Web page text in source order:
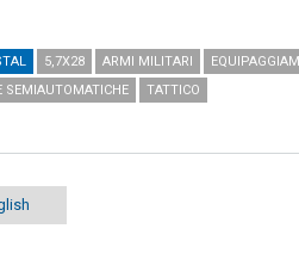
5,7X28 ARMI MILITARI
SEMIAUTOMATICHE
TATTICO